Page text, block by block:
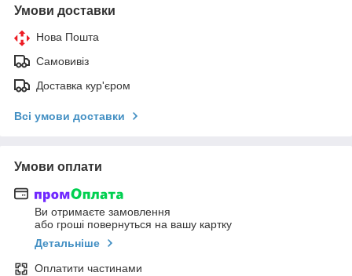
Умови доставки
Нова Пошта
Самовивіз
Доставка кур'єром
Всі умови доставки
Умови оплати
Ви отримаєте замовлення
або гроші повернуться на вашу картку
Детальніше
Оплатити частинами